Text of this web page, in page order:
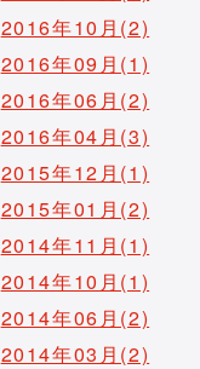
2016年10月(2)
2016年09月(1)
2016年06月(2)
2016年04月(3)
2015年12月(1)
2015年01月(2)
2014年11月(1)
2014年10月(1)
2014年06月(2)
2014年03月(2)